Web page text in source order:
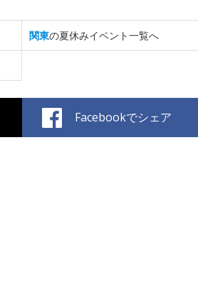
関東の夏休みイベント一覧へ
Facebookでシェア